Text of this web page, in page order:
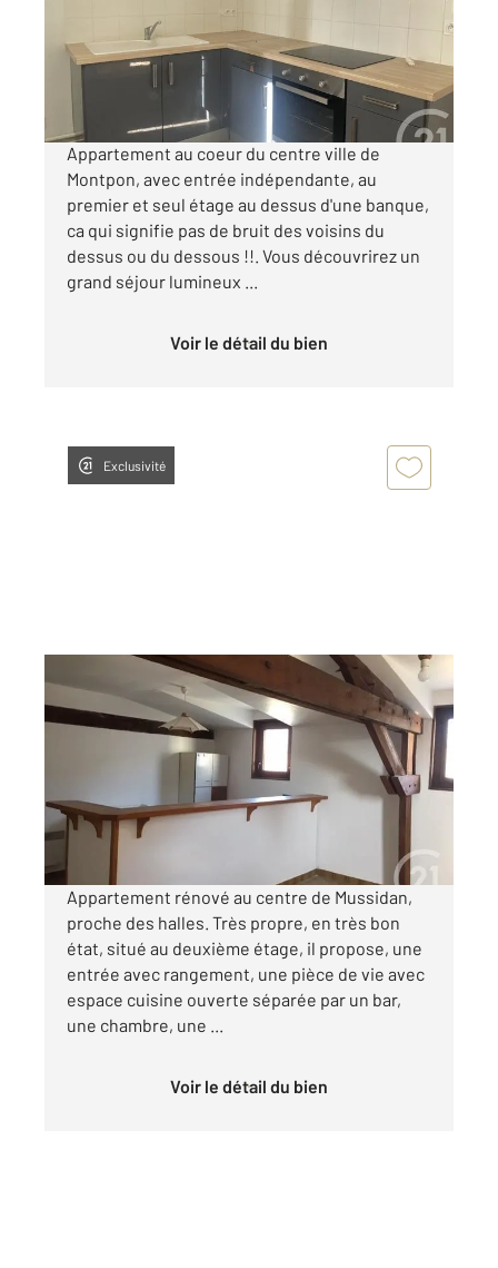
Appartement F3 à louer
520 €
par mois charges comprises
Appartement au coeur du centre ville de
Montpon, avec entrée indépendante, au
premier et seul étage au dessus d'une banque,
ca qui signifie pas de bruit des voisins du
dessus ou du dessous !!. Vous découvrirez un
grand séjour lumineux ...
Voir le détail du bien
Exclusivité
MUSSIDAN 24
52,20 m
2, 2 pièces
Ref : 10997
Appartement F2 à louer
400 €
par mois charges comprises
Appartement rénové au centre de Mussidan,
proche des halles. Très propre, en très bon
état, situé au deuxième étage, il propose, une
entrée avec rangement, une pièce de vie avec
espace cuisine ouverte séparée par un bar,
une chambre, une ...
Voir le détail du bien